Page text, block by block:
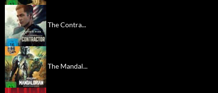
The Contra...
The Mandal...